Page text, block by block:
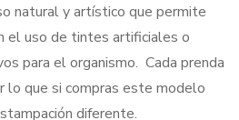
natural y artístico que permite
el uso de tintes artificiales o
para el organismo. Cada prenda
lo que si compras este modelo
diferente.